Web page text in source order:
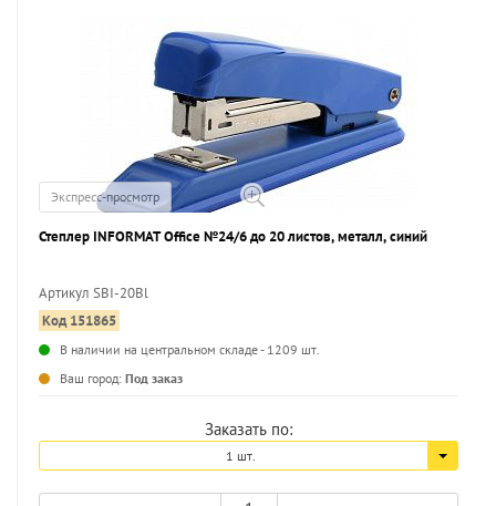
Экспресс-просмотр
Степлер INFORMAT Office №24/6 до 20 листов, металл, синий
Артикул SBI-20Bl
Код 151865
В наличии на центральном складе - 1209 шт.
Ваш город: Под заказ
Заказать по:
1 шт.